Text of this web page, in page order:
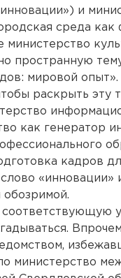
и
среда как
министерство
пространную
мировой
раскрыть эту
как генератор
кадров
«инновации»
обозримой.
соответствующую
министерство